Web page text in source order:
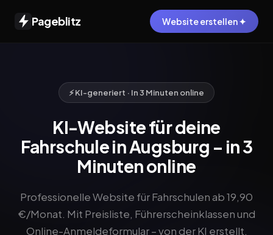
Pageblitz Website erstellen ✦
⚡ KI-generiert · In 3 Minuten online
KI-Website für deine
Fahrschule in Augsburg – in 3
Minuten online
Professionelle Website für Fahrschulen ab 19,90
€/Monat. Mit Preisliste, Führerscheinklassen und
Online-Anmeldeformular – von der KI erstellt.